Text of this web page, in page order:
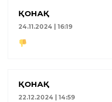
ҚОНАҚ
24.11.2024 | 16:19
ҚОНАҚ
22.12.2024 | 14:59